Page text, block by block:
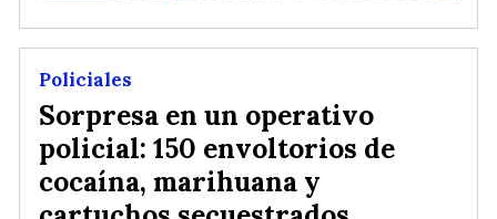
Sorpresa en un operativo
policial: 150 envoltorios de
cocaína, marihuana y
Policiales